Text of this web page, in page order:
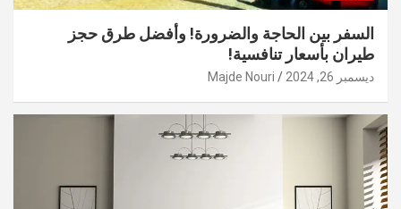
السفر بين الحاجة والضرورة! وأفضل طرق حجز
طيران بأسعار تنافسية!
ديسمبر 26, 2024 Majde Nouri